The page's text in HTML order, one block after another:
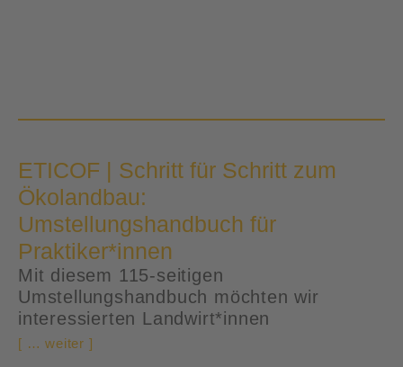
ETICOF | Schritt für Schritt zum
Ökolandbau:
Umstellungshandbuch für
Praktiker*innen
Mit diesem 115-seitigen
Umstellungshandbuch möchten wir
interessierten Landwirt*innen
[ … weiter ]